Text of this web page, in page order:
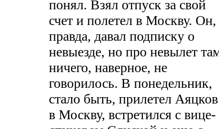
понял. Взял отпуск за свой
счет и полетел в Москву. Он,
правда, давал подписку о
невыезде, но про невылет
ничего, наверное, не
говорилось. В понедельник,
стало быть, прилетел Аяцков
в Москву, встретился с вице-